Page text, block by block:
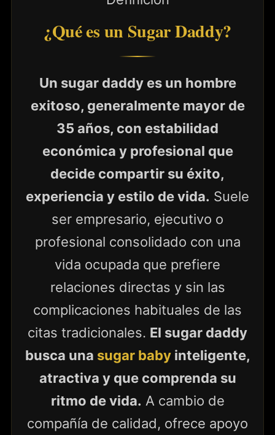
¿Qué es un Sugar Daddy?
Un sugar daddy es un hombre
exitoso, generalmente mayor de
35 años, con estabilidad
económica y profesional que
decide compartir su éxito,
experiencia y estilo de vida. Suele
ser empresario, ejecutivo o
profesional consolidado con una
vida ocupada que prefiere
relaciones directas y sin las
complicaciones habituales de las
citas tradicionales. El sugar daddy
busca una sugar babyinteligente,
atractiva y que comprenda su
ritmo de vida. A cambio de
compañía de calidad, ofrece apoyo